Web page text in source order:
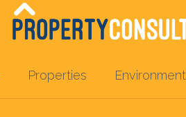
Properties Environment